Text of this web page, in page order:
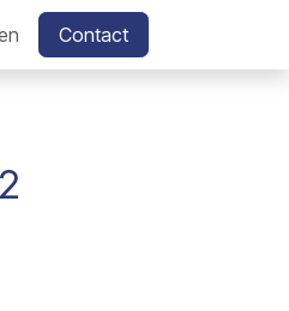
Contact